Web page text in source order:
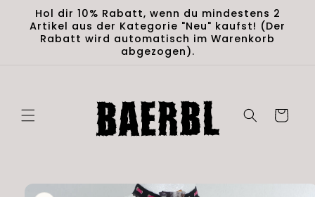
Skip to
content
Hol dir 10% Rabatt, wenn du mindestens 2
Artikel aus der Kategorie "Neu" kaufst! (Der
Rabatt wird automatisch im Warenkorb
abgezogen).
Cart
Skip to
product